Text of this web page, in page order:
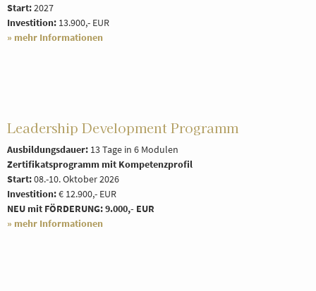
Start:2027
Investition: 13.900,- EUR
» mehr Informationen
Leadership Development Programm
Ausbildungsdauer: 13 Tage in 6 Modulen
Zertifikatsprogramm mit Kompetenzprofil
Start:08.-10. Oktober 2026
Investition:€ 12.900,- EUR
NEU mit FÖRDERUNG: 9.000,- EUR
» mehr Informationen